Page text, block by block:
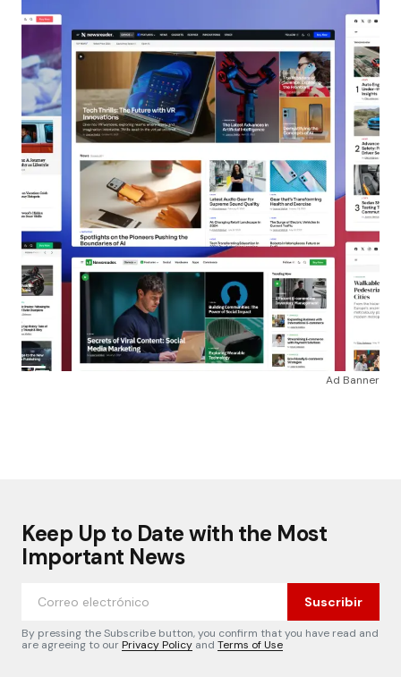
Ad Banner
Keep Up to Date with the Most
Important News
Suscribir
By pressing the Subscribe button, you confirm that you have read and
are agreeing to ourPrivacy Policy and Terms of Use